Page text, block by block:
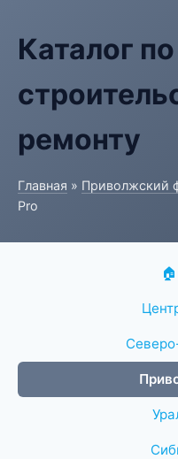
Каталог по
ремонту
Главная » Приволжский
Pro